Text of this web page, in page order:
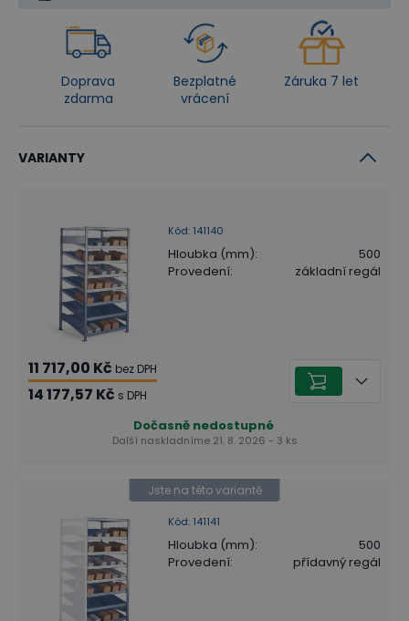
Doprava
zdarma
Bezplatné
vrácení
Záruka 7 let
VARIANTY
Kód: 141140
Hloubka (mm):
500
Provedení: základní regál
11 717,00 Kč bez DPH
14 177,57 Kč s DPH
Dočasně nedostupné
Další naskladníme 21. 8. 2026 - 3 ks
Kód: 141141
Jste na této variantě
Hloubka (mm):
500
Provedení: přídavný regál